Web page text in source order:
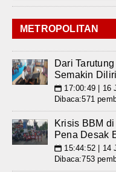
METROPOLITAN
Dari
Semakin
📅 17:00:49 | 16
Dibaca:571
Krisis BBM
Pena Desak
📅 15:44:52 | 14
Dibaca:753